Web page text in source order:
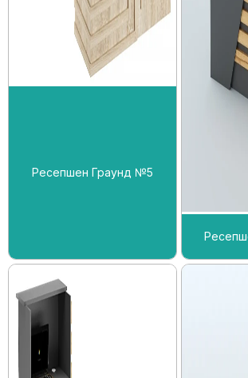
Ресепшен Граунд №5